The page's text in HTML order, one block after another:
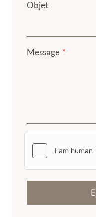
Objet
Message *